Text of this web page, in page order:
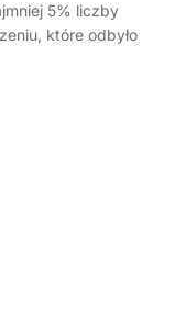
5% liczby
które odbyło